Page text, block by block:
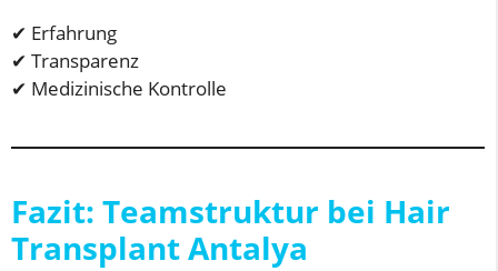
✔ Erfahrung
✔ Transparenz
✔ Medizinische Kontrolle
Fazit: Teamstruktur bei Hair
Transplant Antalya